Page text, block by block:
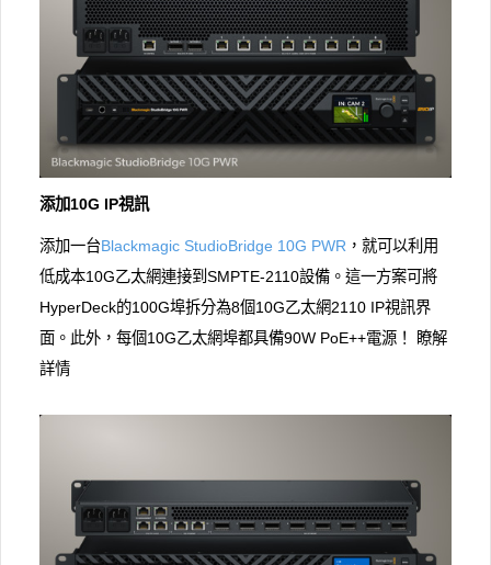
添加10G IP視訊
添加一台Blackmagic StudioBridge 10G PWR ，就可以利用
低成本10G乙太網連接到SMPTE-2110設備。這一方案可將
HyperDeck的100G埠拆分為8個10G乙太網2110 IP視訊界
面。此外，每個10G乙太網埠都具備90W PoE++電源！ 瞭解
詳情